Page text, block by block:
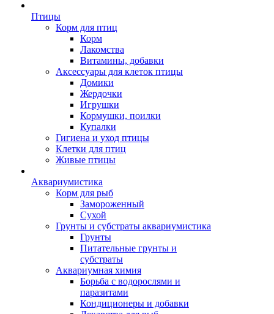
Птицы
Корм для птиц
Корм
Лакомства
Витамины, добавки
Аксессуары для клеток птицы
Домики
Жердочки
Игрушки
Кормушки, поилки
Купалки
Гигиена и уход птицы
Клетки для птиц
Живые птицы
Аквариумистика
Корм для рыб
Замороженный
Сухой
Грунты и субстраты аквариумистика
Грунты
Питательные грунты и
субстраты
Аквариумная химия
Борьба с водорослями и
паразитами
Кондиционеры и добавки